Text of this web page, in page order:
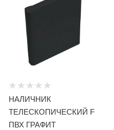
НАЛИЧНИК
ТЕЛЕСКОПИЧЕСКИЙ F
ПВХ ГРАФИТ